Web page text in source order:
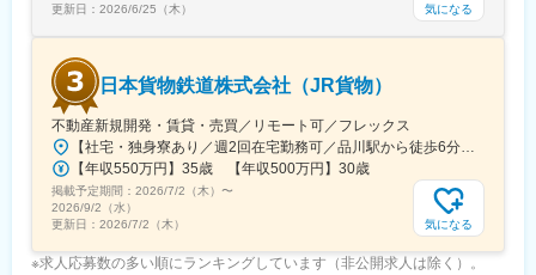
ジョンのもと、2034年に営業利益200億円を目指しています。管
理から工事まで自社で提供する「バリューチェーン型」の強みを
活かし、強固な収益基盤を確立しています。
変更の範囲：会社の定める業務
更新日： 2026/6/25（木） 気になる
日本貨物鉄道株式会社（JR貨物）
不動産新規開発・賃貸・売買／リモート可／フレックス
【社宅・独身寮あり／週2回在宅勤務可／品川駅から徒歩6分】◇本社：東京都港区港南一丁目８番15号 Wビル JRおよび京急「品川」駅より徒歩6分★今回は本社での募集です！★その他全国各地に支店あり、全国規模で活躍できる環境です★■北海道支社北海道札幌市中央区北十一条西十五丁目1番1号■東北支社宮城県仙台市青葉区五橋一丁目1番1号 JR東日本東北本部ビル3階■関東支社東京都品川区東五反田一丁目11番15号 電波ビル5階■東海支社愛知県名古屋市中区錦三丁目1番1号 十六銀行名古屋ビル10階■関西支社大阪府大阪市北区芝田二丁目4番24号■九州支社福岡県北九州市小倉北区室町三丁目2番57号◎上記の支社のほか、本社ならびに全国の支社・支店及び現業機関への異動の可能性があります。※受動喫煙対策：屋内禁煙☆社宅・独身寮完備（入居には条件あり）☆在宅勤務も可（週2回）
【年収550万円】35歳 【年収500万円】30歳
掲載予定期間： 2026/7/2（木） 〜
2026/9/2（水）
更新日： 2026/7/2（木） 気になる
※求人応募数の多い順にランキングしています（非公開求人は除く）。